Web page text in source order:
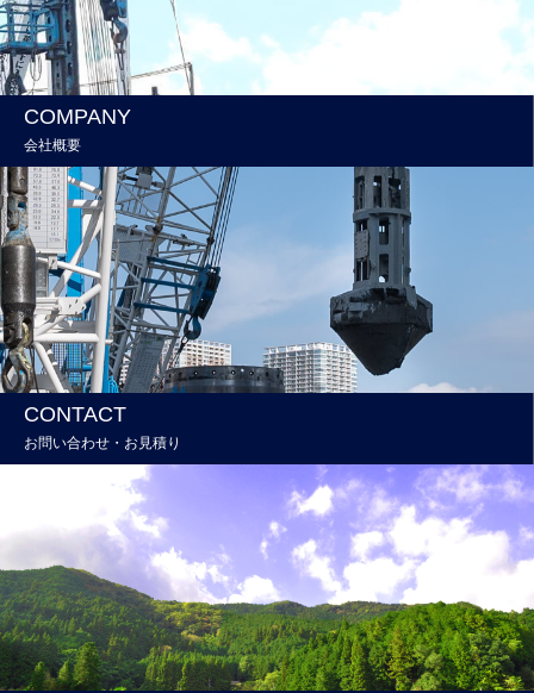
COMPANY
会社概要
CONTACT
お問い合わせ・お見積り